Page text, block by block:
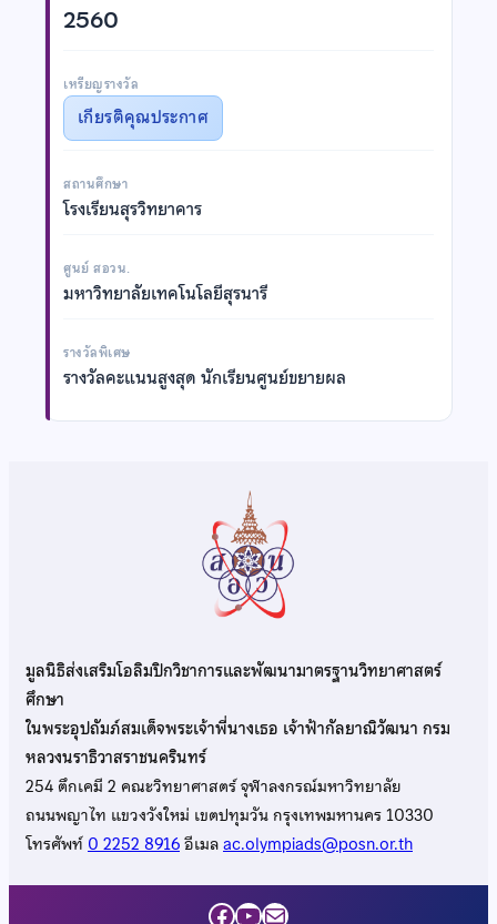
2560
เหรียญรางวัล
เกียรติคุณประกาศ
สถานศึกษา
โรงเรียนสุรวิทยาคาร
ศูนย์ สอวน.
มหาวิทยาลัยเทคโนโลยีสุรนารี
รางวัลพิเศษ
รางวัลคะแนนสูงสุด นักเรียนศูนย์ขยายผล
มูลนิธิส่งเสริมโอลิมปิกวิชาการและพัฒนามาตรฐานวิทยาศาสตร์
ศึกษา
ในพระอุปถัมภ์สมเด็จพระเจ้าพี่นางเธอ เจ้าฟ้ากัลยาณิวัฒนา กรม
หลวงนราธิวาสราชนครินทร์
254 ตึกเคมี 2 คณะวิทยาศาสตร์ จุฬาลงกรณ์มหาวิทยาลัย
ถนนพญาไท แขวงวังใหม่ เขตปทุมวัน กรุงเทพมหานคร 10330
โทรศัพท์0 2252 8916อีเมลac.olympiads@posn.or.th
Facebook
YouTube
Mail